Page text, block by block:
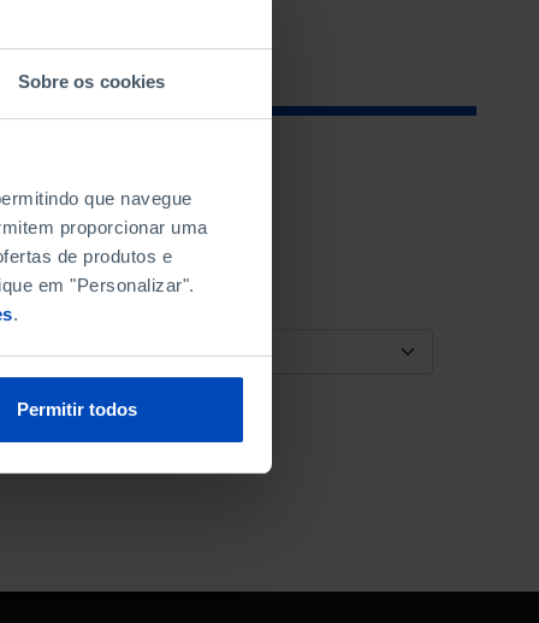
Sobre os cookies
que navegue
proporcionar uma
de produtos e
em "Personalizar".
.
Permitir todos
ORDENAR POR